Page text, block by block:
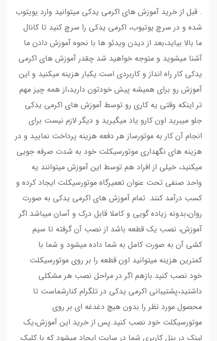
​​​​. قبل از خرید آموزش های اکرمی یدکی میتوانید وارد یویتوب
شده و در سرچ یوتیوب، اکرمی یدکی را سرچ کنید تا کانال
ما بالا بیاید،بعد از دیدن ویدئو ها با نحوه آموزش دادن ما
آشنا میشوید و متوجه خواهید شد چقدر آموزش های اکرمی
یدکی کار راه انداز و کاربردی است.یکبار هزینه میکنید و این
آموزش رو برای همیشه پیش خودتون دارید،از همه چیز مهم
تر اینکه وقتی یه کاری رو توسط آموزش های اکرمی یدکی
جلو میبرید اون کارو یاد میگیرید و دیگر لازم نیست برای
انجام آن کار به موتورساز هر دفعه هزینه پرداخت نمایید و در
هزینه های نگهداری موتورسیکلت خود به شدت صرفه جویی
میکنید، خیلی از افراد هم توسط این آموزش میتوانند یه
واحد صنفی تحت عنوان تعمیرگاه موتورسیکلت ایجاد کرده و
کسب درآمد کنند. تمام آموزش های اکرمی یدکی به صورت
روان،بدونه زیاده گویی و کاملا قابل درک و آسان میباشد.اگر
آموزش، نصب یک قطعه باشد از نصب آن گرفته تا سیم
کشی آن به صورت کامل به شما داده میشود و شما با
کمترین هزینه میتوانید اون قطعه را بر روی موتورسیکلت
خود نصب کنید.بازهم اگر در مراحل نصب هر مشکلی
داشتید،پشتیبانی اکرمی یدکی در تلگرام کنارشماست تا
محصول مورد نظر را بدون هیچ دغدغه ای بر روی
موتورسیکلت خود نصب کنید.پس از خرید این آموزش،یک
لینک در پنل کاربری شما در سایت ایجاد میشود که با کلیک